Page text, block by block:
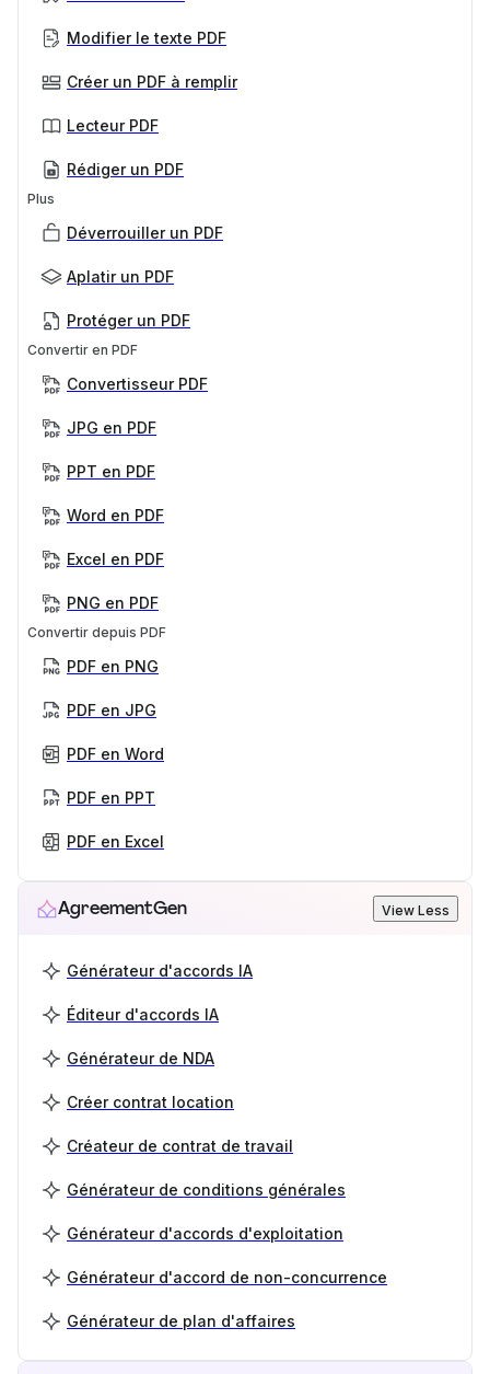
Modifier le texte PDF
Créer un PDF à remplir
Lecteur PDF
Rédiger un PDF
Plus
Déverrouiller un PDF
Aplatir un PDF
Protéger un PDF
Convertir en PDF
Convertisseur PDF
JPG en PDF
PPT en PDF
Word en PDF
Excel en PDF
PNG en PDF
Convertir depuis PDF
PDF en PNG
PDF en JPG
PDF en Word
PDF en PPT
PDF en Excel
AgreementGen View Less
Générateur d'accords IA
Éditeur d'accords IA
Générateur de NDA
Créer contrat location
Créateur de contrat de travail
Générateur de conditions générales
Générateur d'accords d'exploitation
Générateur d'accord de non-concurrence
Générateur de plan d'affaires